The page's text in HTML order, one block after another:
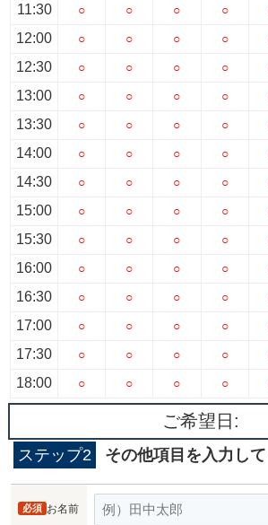
11:30
12:00
12:30
13:00
13:30
14:00
14:30
15:00
15:30
16:00
16:30
17:00
17:30
18:00
○
○
○
○
○
○
○
○
○
○
○
○
○
○
○
○
○
○
○
○
○
○
○
○
○
○
○
○
○
○
○
○
○
○
○
○
○
○
○
○
○
○
○
○
○
○
○
○
○
○
○
○
○
○
○
○
ご希望日:
ステップ2 その他項目を入力し
お名前
必須